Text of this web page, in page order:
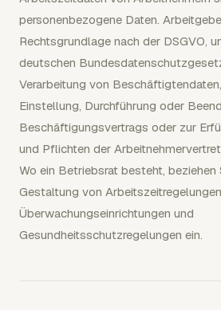
personenbezogene Daten.
Rechtsgrundlage nach der DSGVO,
deutschen
Verarbeitung von
Einstellung, Durchführung oder
Beschäftigungsvertrags oder zur
und Pflichten der
Wo ein Betriebsrat besteht, beziehen
Gestaltung von
Überwachungseinrichtungen und
Gesundheitsschutzregelungen ein.